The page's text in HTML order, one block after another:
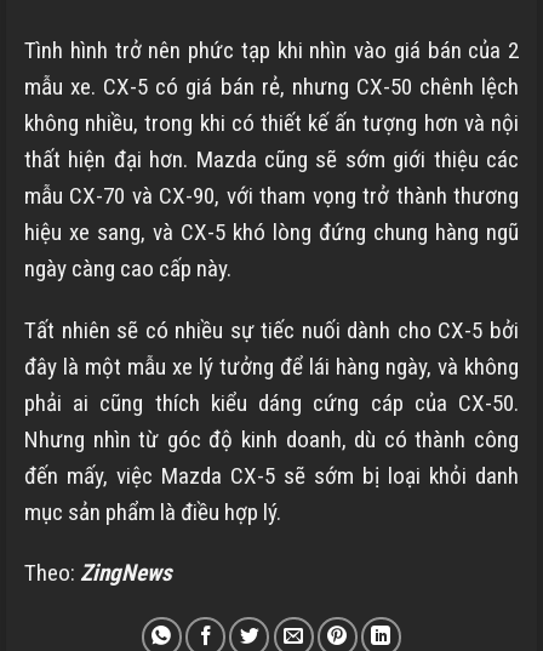
Tình hình trở nên phức tạp khi nhìn vào giá bán của 2
mẫu xe. CX-5 có giá bán rẻ, nhưng CX-50 chênh lệch
không nhiều, trong khi có thiết kế ấn tượng hơn và nội
thất hiện đại hơn. Mazda cũng sẽ sớm giới thiệu các
mẫu CX-70 và CX-90, với tham vọng trở thành thương
hiệu xe sang, và CX-5 khó lòng đứng chung hàng ngũ
ngày càng cao cấp này.
Tất nhiên sẽ có nhiều sự tiếc nuối dành cho CX-5 bởi
đây là một mẫu xe lý tưởng để lái hàng ngày, và không
phải ai cũng thích kiểu dáng cứng cáp của CX-50.
Nhưng nhìn từ góc độ kinh doanh, dù có thành công
đến mấy, việc Mazda CX-5 sẽ sớm bị loại khỏi danh
mục sản phẩm là điều hợp lý.
Theo: ZingNews